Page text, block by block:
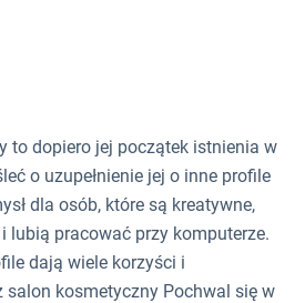
to dopiero jej początek istnienia w
o uzupełnienie jej o inne profile
dla osób, które są kreatywne,
lubią pracować przy komputerze.
dają wiele korzyści i
kosmetyczny Pochwal się w